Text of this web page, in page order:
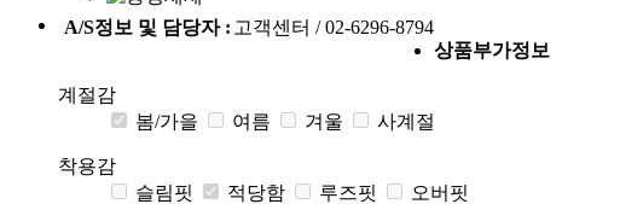
A/S정보 및 담당자 : 고객센터 / 02-6296-8794
상품부가정보
계절감
봄/가을
여름 겨울 사계절
착용감
슬림핏
적당함 루즈핏 오버핏